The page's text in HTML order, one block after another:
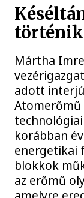
Mártha
adott
korábban
energetikai
blokkok
az erőmű